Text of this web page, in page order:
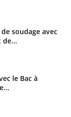
soudage avec
de...
le Bac à